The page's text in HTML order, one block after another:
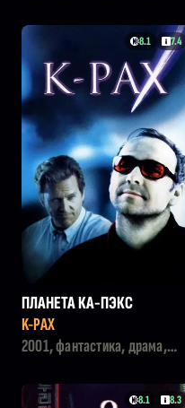
8.1 7.4
ПЛАНЕТА КА-ПЭКС
K-PAX
2001, фантастика, драма,
8.1 8.3